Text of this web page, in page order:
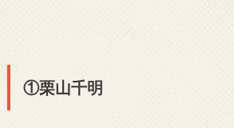
①栗山千明